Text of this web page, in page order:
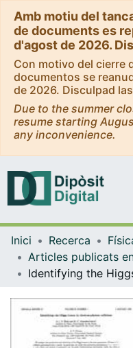
Amb motiu del
de documents es
d'agost de 2026.
Con motivo del cierre
documentos se
de 2026. Disculpad
Due to the summer
resume starting
any inconvenience.
Inici Recerca